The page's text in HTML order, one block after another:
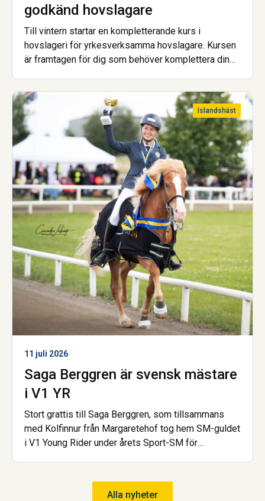
godkänd hovslagare
Till vintern startar en kompletterande kurs i
hovslageri för yrkesverksamma hovslagare. Kursen
är framtagen för dig som behöver komplettera din
Islandshäst
11 juli 2026
Saga Berggren är svensk mästare
i V1 YR
Stort grattis till Saga Berggren, som tillsammans
med Kolfinnur från Margaretehof tog hem SM-guldet
i V1 Young Rider under årets Sport-SM för
och går nu Hovslagarutbildningen, även den på
Alla nyheter